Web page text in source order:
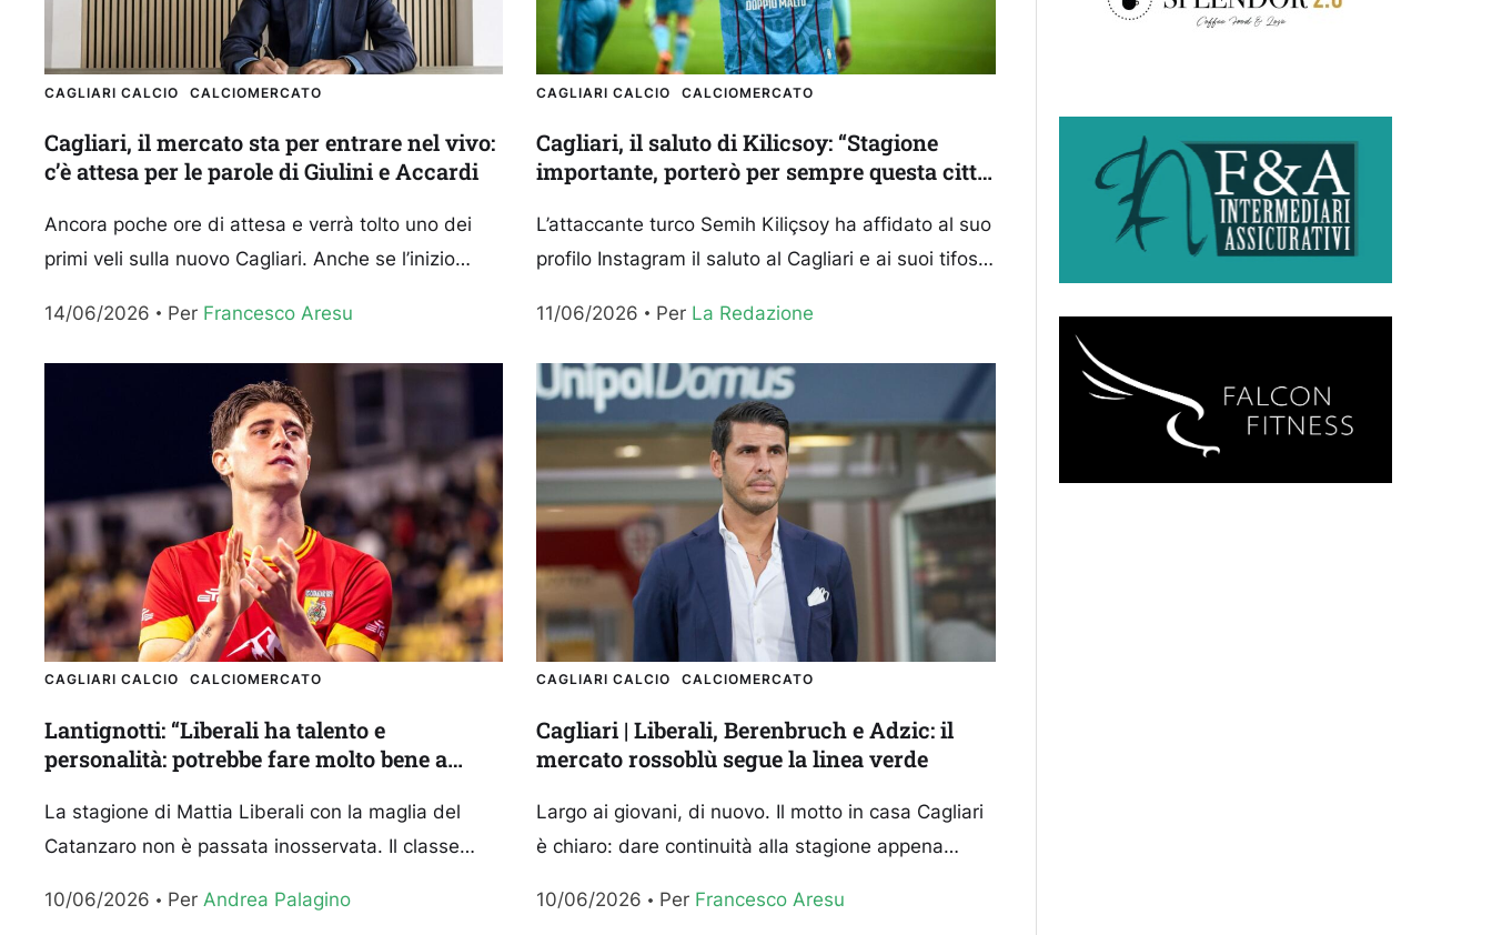
CAGLIARI CALCIO CALCIOMERCATO
Cagliari, il mercato sta per entrare nel vivo:
c’è attesa per le parole di Giulini e Accardi
Ancora poche ore di attesa e verrà tolto uno dei
primi veli sulla nuovo Cagliari. Anche se l’inizio
14/06/2026
Per Francesco Aresu
CAGLIARI CALCIO CALCIOMERCATO
Cagliari, il saluto di Kilicsoy: “Stagione
importante, porterò per sempre questa città
L’attaccante turco Semih Kiliçsoy ha affidato al suo
profilo Instagram il saluto al Cagliari e ai suoi tifosi:
11/06/2026
Per La Redazione
CAGLIARI CALCIO CALCIOMERCATO
Lantignotti: “Liberali ha talento e
personalità: potrebbe fare molto bene a
La stagione di Mattia Liberali con la maglia del
Catanzaro non è passata inosservata. Il classe
10/06/2026
Per Andrea Palagino
CAGLIARI CALCIO CALCIOMERCATO
Cagliari | Liberali, Berenbruch e Adzic: il
mercato rossoblù segue la linea verde
Largo ai giovani, di nuovo. Il motto in casa Cagliari
è chiaro: dare continuità alla stagione appena
10/06/2026
Per Francesco Aresu